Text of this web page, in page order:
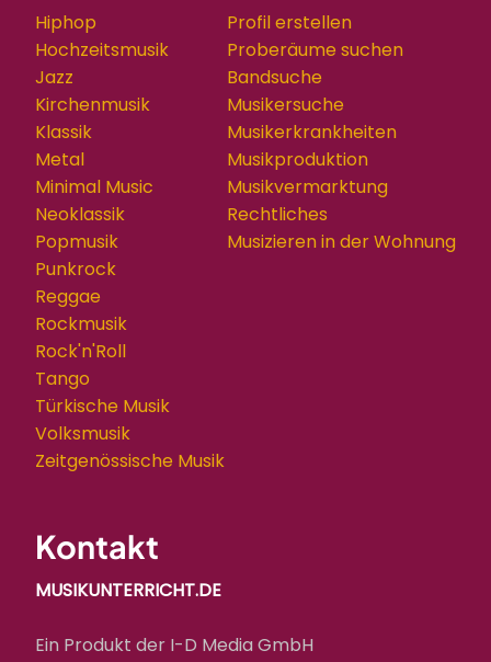
Hiphop
Hochzeitsmusik
Jazz
Kirchenmusik
Klassik
Metal
Minimal Music
Neoklassik
Popmusik
Punkrock
Reggae
Rockmusik
Rock'n'Roll
Tango
Türkische Musik
Volksmusik
Zeitgenössische Musik
Profil erstellen
Proberäume suchen
Bandsuche
Musikersuche
Musikerkrankheiten
Musikproduktion
Musikvermarktung
Rechtliches
Musizieren in der Wohnung
Kontakt
MUSIKUNTERRICHT.DE
Ein Produkt der I-D Media GmbH